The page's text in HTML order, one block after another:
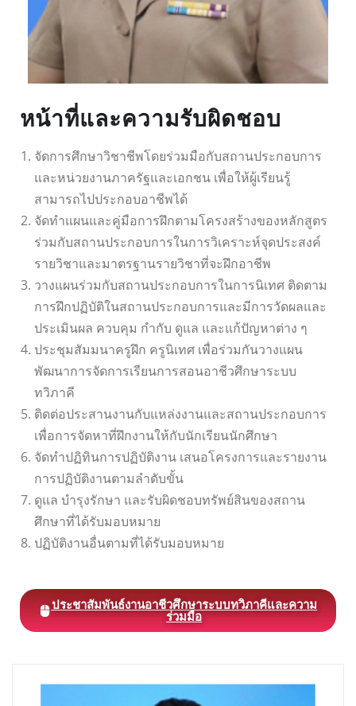
หน้าที่และความรับผิดชอบ
จัดการศึกษาวิชาชีพโดยร่วมมือกับสถานประกอบการ
และหน่วยงานภาครัฐและเอกชน เพื่อให้ผู้เรียนรู้
สามารถไปประกอบอาชีพได้
จัดทำแผนและคู่มือการฝึกตามโครงสร้างของหลักสูตร
ร่วมกับสถานประกอบการในการวิเคราะห์จุดประสงค์
รายวิชาและมาตรฐานรายวิชาที่จะฝึกอาชีพ
วางแผนร่วมกับสถานประกอบการในการนิเทศ ติดตาม
การฝึกปฏิบัติในสถานประกอบการและมีการวัดผลและ
ประเมินผล ควบคุม กำกับ ดูแล และแก้ปัญหาต่าง ๆ
ประชุมสัมมนาครูฝึก ครูนิเทศ เพื่อร่วมกันวางแผน
พัฒนาการจัดการเรียนการสอนอาชีวศึกษาระบบ
ทวิภาคี
ติดต่อประสานงานกับแหล่งงานและสถานประกอบการ
เพื่อการจัดหาที่ฝึกงานให้กับนักเรียนนักศึกษา
จัดทำปฏิทินการปฏิบัติงาน เสนอโครงการและรายงาน
การปฏิบัติงานตามลำดับขั้น
ดูแล บำรุงรักษา และรับผิดชอบทรัพย์สินของสถาน
ศึกษาที่ได้รับมอบหมาย
ปฏิบัติงานอื่นตามที่ได้รับมอบหมาย
ประชาสัมพันธ์งานอาชีวศึกษาระบบทวิภาคีและความ
ร่วมมือ